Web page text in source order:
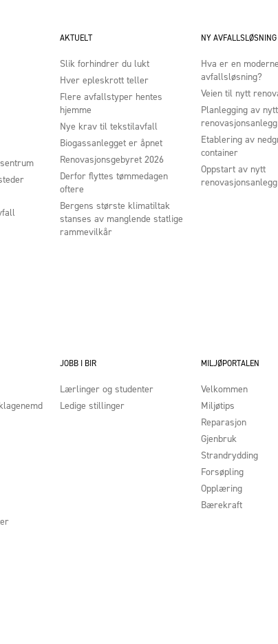
AKTUELT
Slik forhindrer du lukt
Hver epleskrott teller
Flere avfallstyper hentes
hjemme
Nye krav til tekstilavfall
Biogassanlegget er åpnet
Renovasjonsgebyret 2026
Derfor flyttes tømmedagen
oftere
Bergens største klimatiltak
stanses av manglende statlige
rammevilkår
NY AVFALLSLØSNING
Hva er en moderne
avfallsløsning?
Veien til nytt
Planlegging av nytt
renovasjonsanlegg
Etablering av
container
Oppstart av nytt
renovasjonsanlegg
JOBB I BIR
Lærlinger og studenter
Ledige stillinger
MILJØPORTALEN
Velkommen
Miljøtips
Reparasjon
Gjenbruk
Strandrydding
Forsøpling
Opplæring
Bærekraft